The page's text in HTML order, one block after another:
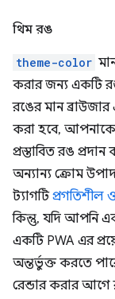
থিম রঙ
theme-color
করার জন্য একটি রঙ
রঙের মান ব্রাউজার
করা হবে, আপনাকে
প্রস্তাবিত রঙ
অন্যান্য ক্রোম
ট্যাগটিপ্রগতিশীল
কিন্তু, যদি আপনি
একটি PWA এর
অন্তর্ভুক্ত করতে
রেন্ডার করার আগে